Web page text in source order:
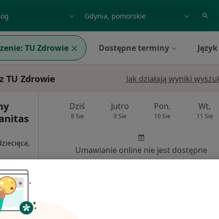
TU Zdrowie Dostępne terminy Język
TU Zdrowie Jak działają wyniki
260 zł
Dziś
8 Sie
Jutro
9 Sie
Pon,
10 Sie
Wt,
11 Sie
Umawianie online nie jest dostępne